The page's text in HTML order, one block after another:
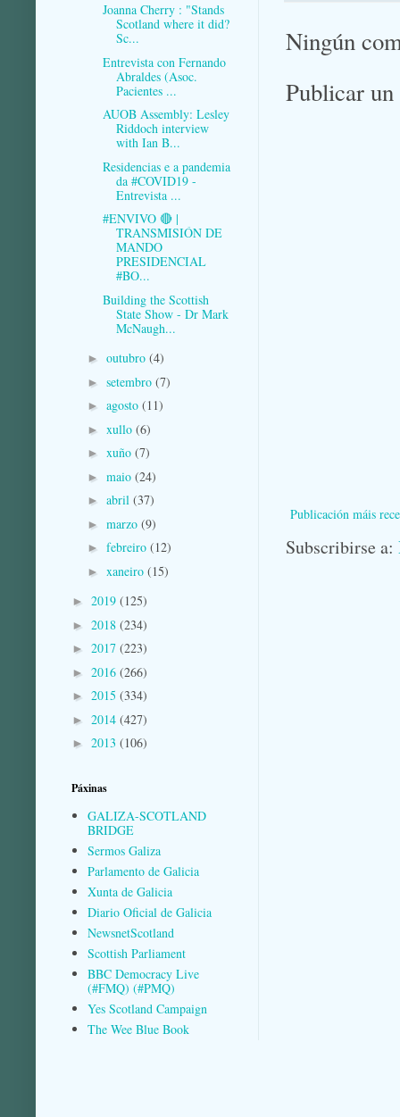
Ningún
Publicar
Publicación máis
Subscribirse a:
Joanna Cherry : "Stands
Scotland where it did?
Sc...
Entrevista con Fernando
Abraldes (Asoc.
Pacientes ...
AUOB Assembly: Lesley
Riddoch interview
with Ian B...
Residencias e a pandemia
da #COVID19 -
Entrevista ...
#ENVIVO 🔴 |
TRANSMISIÓN DE
MANDO
PRESIDENCIAL
#BO...
Building the Scottish
State Show - Dr Mark
McNaugh...
► outubro (4)
► setembro (7)
► agosto (11)
► xullo (6)
► xuño (7)
► maio (24)
► abril (37)
► marzo (9)
► febreiro (12)
► xaneiro (15)
► 2019 (125)
► 2018 (234)
► 2017 (223)
► 2016 (266)
► 2015 (334)
► 2014 (427)
► 2013 (106)
Páxinas
GALIZA-SCOTLAND
BRIDGE
Sermos Galiza
Parlamento de Galicia
Xunta de Galicia
Diario Oficial de Galicia
NewsnetScotland
Scottish Parliament
BBC Democracy Live
(#FMQ) (#PMQ)
Yes Scotland Campaign
The Wee Blue Book